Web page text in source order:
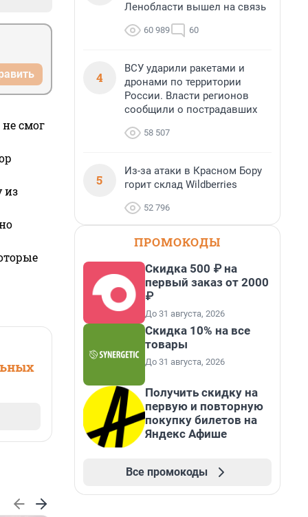
смог
из
Ленобласти вышел на связь
60 989 60
4
ВСУ ударили ракетами и
дронами по территории
России. Власти регионов
сообщили о пострадавших
58 507
5
Из-за атаки в Красном Бору
горит склад Wildberries
52 796
ПРОМОКОДЫ
Скидка 500 ₽ на
первый заказ от 2000
₽
До 31 августа, 2026
Скидка 10% на все
товары
До 31 августа, 2026
Получить скидку на
первую и повторную
покупку билетов на
Яндекс Афише
Все промокоды